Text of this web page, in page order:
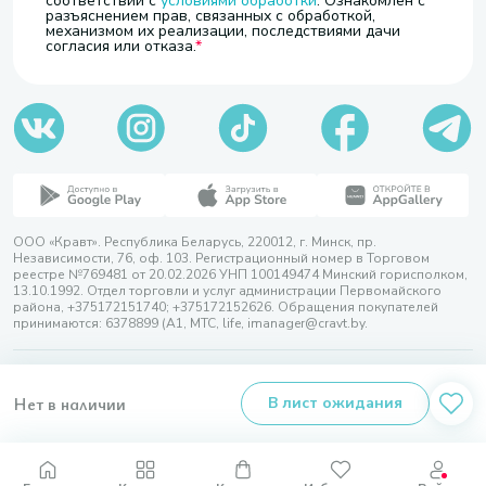
Нет в наличии В лист ожидания
разъяснением прав, связанных с обработкой,
механизмом их реализации, последствиями дачи
согласия или отказа.
ООО «Кравт». Республика Беларусь, 220012, г. Минск, пр.
Независимости, 76, оф. 103. Регистрационный номер в Торговом
реестре №769481 от 20.02.2026 УНП 100149474 Минский горисполком,
13.10.1992. Отдел торговли и услуг администрации Первомайского
района, +375172151740; +375172152626. Обращения покупателей
принимаются: 6378899 (А1, МТС, life, imanager@cravt.by.
Разработка сайта — SLAM
Выбор настроек Cookie